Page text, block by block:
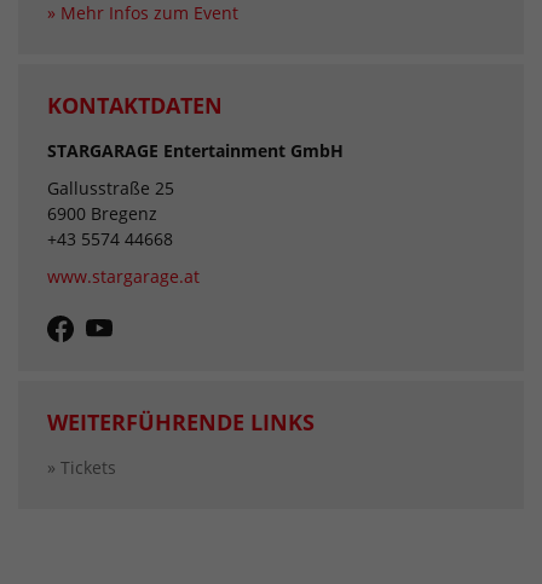
» Mehr Infos zum Event
KONTAKTDATEN
STARGARAGE Entertainment GmbH
Gallusstraße 25
6900 Bregenz
+43 5574 44668
www.stargarage.at
WEITERFÜHRENDE LINKS
» Tickets